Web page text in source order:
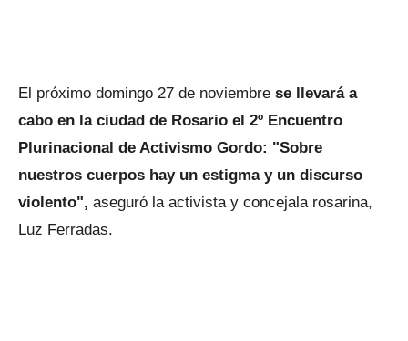
El próximo domingo 27 de noviembre se llevará a
cabo en la ciudad de Rosario el 2º Encuentro
Plurinacional de Activismo Gordo: "Sobre
nuestros cuerpos hay un estigma y un discurso
violento", aseguró la activista y concejala rosarina,
Luz Ferradas.